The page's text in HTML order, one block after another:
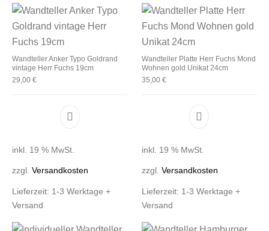
Wandteller Anker Typo Goldrand
vintage Herr Fuchs 19cm
29,00€
inkl. 19 % MwSt.
zzgl.Versandkosten
Lieferzeit: 1-3 Werktage +
Versand
Wandteller Platte Herr Fuchs Mond
Wohnen gold Unikat 24cm
35,00 €
inkl. 19 % MwSt.
zzgl. Versandkosten
Lieferzeit: 1-3 Werktage +
Versand